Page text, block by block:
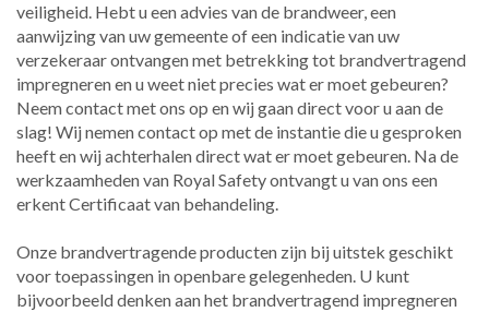
veiligheid. Hebt u een advies van de brandweer, een
aanwijzing van uw gemeente of een indicatie van uw
verzekeraar ontvangen met betrekking tot brandvertragend
impregneren en u weet niet precies wat er moet gebeuren?
Neem contact met ons op en wij gaan direct voor u aan de
slag! Wij nemen contact op met de instantie die u gesproken
heeft en wij achterhalen direct wat er moet gebeuren. ​Na de
werkzaamheden van Royal Safety ontvangt u van ons een
erkent Certificaat van behandeling.
Onze brandvertragende producten zijn bij uitstek geschikt
voor toepassingen in openbare gelegenheden. U kunt
bijvoorbeeld denken aan het brandvertragend impregneren